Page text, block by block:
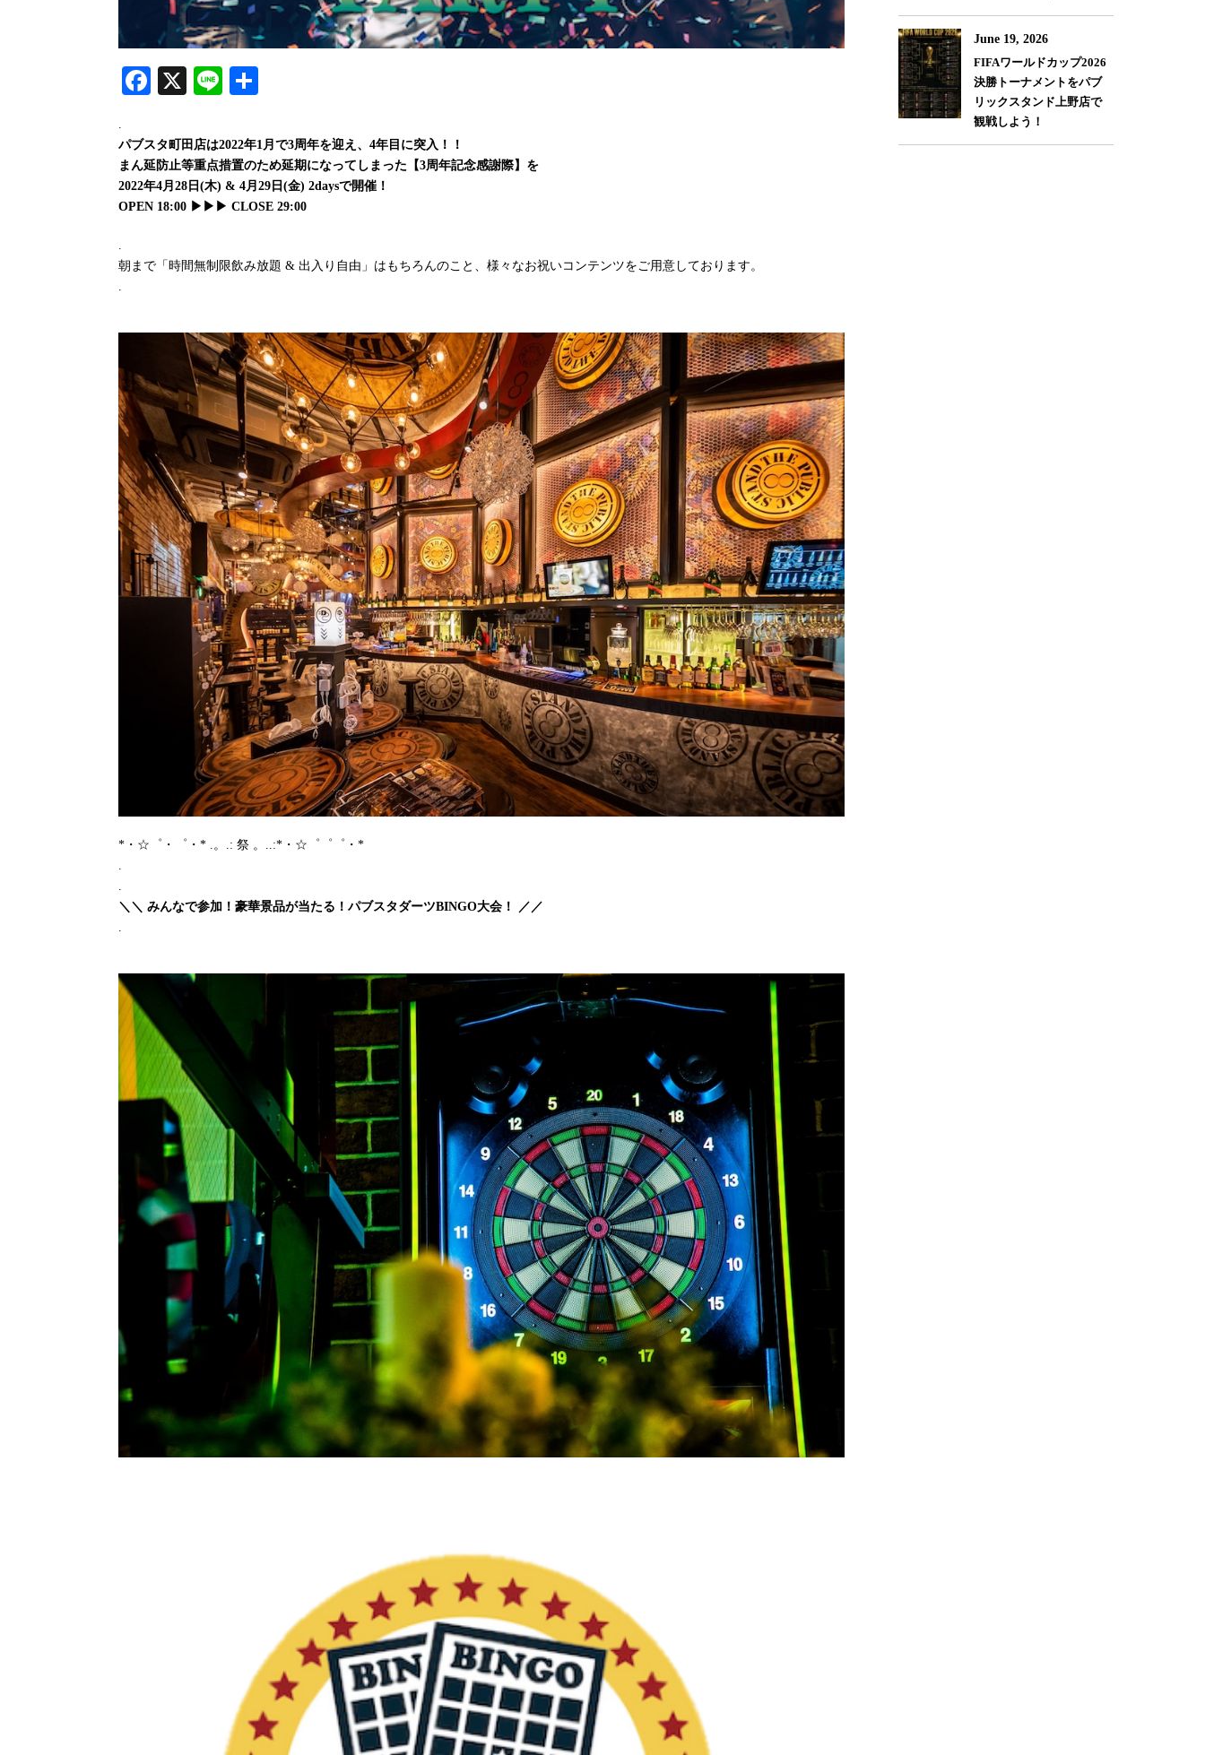
Facebook
X Line
パブスタ町田店は2022年1月で3周年を迎え、4年目に突入！！
まん延防止等重点措置のため延期になってしまった【3周年記念感謝際】を
2022年4月28日(木) & 4月29日(金) 2daysで開催！
OPEN 18:00 ▶︎▶︎▶︎ CLOSE 29:00
朝まで「時間無制限飲み放題 & 出入り自由」はもちろんのこと、様々なお祝いコンテンツをご用意しております。
*・☆゜・゜・* .。.: 祭 。..:*・☆゜゜゜・*
＼＼ みんなで参加！豪華景品が当たる！パブスタダーツBINGO大会！ ／／
June 19, 2026
FIFAワールドカップ2026
決勝トーナメントをパブ
リックスタンド上野店で
観戦しよう！